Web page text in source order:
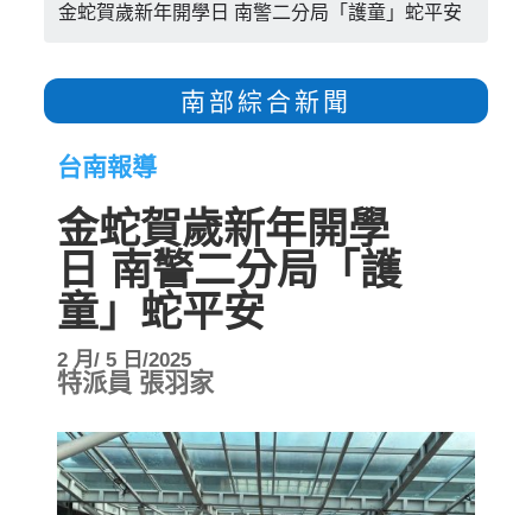
金蛇賀歲新年開學日 南警二分局「護童」蛇平安
南部綜合新聞
台南報導
金蛇賀歲新年開學
日 南警二分局「護
童」蛇平安
2 月/ 5 日/2025
特派員 張羽家